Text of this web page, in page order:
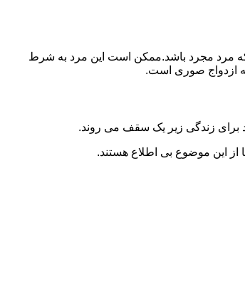
که مرد مجرد باشد.ممکن است این مرد به شرط
ازدواج صوری است.
برای زندگی زیر یک سقف می روند.
از این موضوع بی اطلاع هستند.